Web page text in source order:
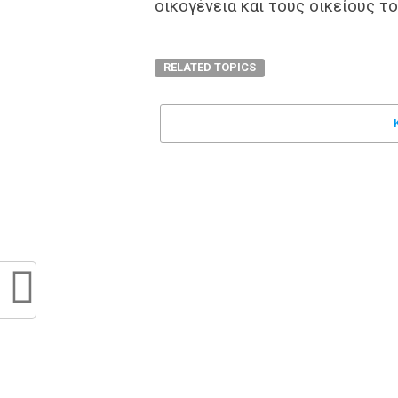
οικογένεια και τους οικείους
RELATED TOPICS